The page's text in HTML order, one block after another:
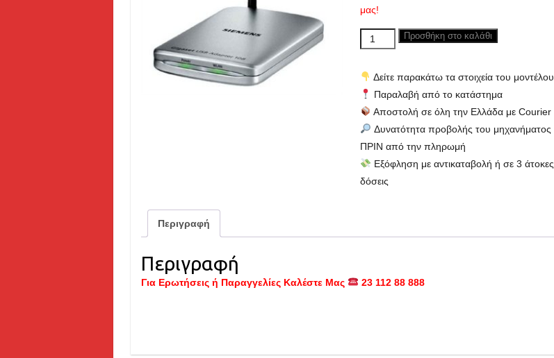
μας!
Siemens
WLAN
USB
ασύρματο
internet
-
Καινούριο
ποσότητα
Προσθήκη στο καλάθι
Δείτε παρακάτω τα στοιχεία του μοντέλου
Παραλαβή από το κατάστημα
Αποστολή σε όλη την Ελλάδα με Courier
Δυνατότητα προβολής του μηχανήματος
ΠΡΙΝ από την πληρωμή
Εξόφληση με αντικαταβολή ή σε 3 άτοκες
δόσεις
Περιγραφή
Περιγραφή
Για Ερωτήσεις ή Παραγγελίες Καλέστε Μας 23 112 88 888